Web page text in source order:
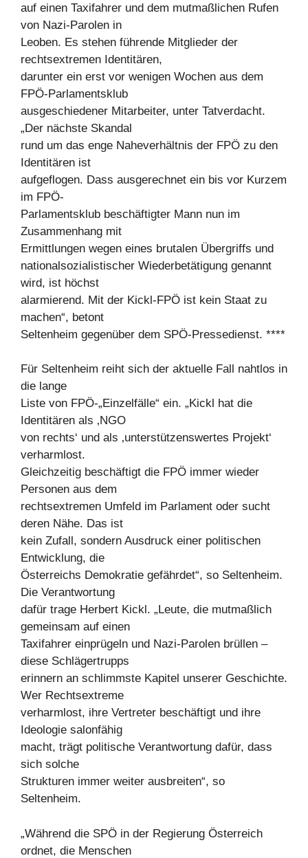
auf einen Taxifahrer und dem mutmaßlichen Rufen
von Nazi-Parolen in
Leoben. Es stehen führende Mitglieder der
rechtsextremen Identitären,
darunter ein erst vor wenigen Wochen aus dem
FPÖ-Parlamentsklub
ausgeschiedener Mitarbeiter, unter Tatverdacht.
„Der nächste Skandal
rund um das enge Naheverhältnis der FPÖ zu den
Identitären ist
aufgeflogen. Dass ausgerechnet ein bis vor Kurzem
im FPÖ-
Parlamentsklub beschäftigter Mann nun im
Zusammenhang mit
Ermittlungen wegen eines brutalen Übergriffs und
nationalsozialistischer Wiederbetätigung genannt
wird, ist höchst
alarmierend. Mit der Kickl-FPÖ ist kein Staat zu
machen“, betont
Seltenheim gegenüber dem SPÖ-Pressedienst. ****
Für Seltenheim reiht sich der aktuelle Fall nahtlos in
die lange
Liste von FPÖ-„Einzelfälle“ ein. „Kickl hat die
Identitären als ‚NGO
von rechts‘ und als ‚unterstützenswertes Projekt‘
verharmlost.
Gleichzeitig beschäftigt die FPÖ immer wieder
Personen aus dem
rechtsextremen Umfeld im Parlament oder sucht
deren Nähe. Das ist
kein Zufall, sondern Ausdruck einer politischen
Entwicklung, die
Österreichs Demokratie gefährdet“, so Seltenheim.
Die Verantwortung
dafür trage Herbert Kickl. „Leute, die mutmaßlich
gemeinsam auf einen
Taxifahrer einprügeln und Nazi-Parolen brüllen –
diese Schlägertrupps
erinnern an schlimmste Kapitel unserer Geschichte.
Wer Rechtsextreme
verharmlost, ihre Vertreter beschäftigt und ihre
Ideologie salonfähig
macht, trägt politische Verantwortung dafür, dass
sich solche
Strukturen immer weiter ausbreiten“, so
Seltenheim.
„Während die SPÖ in der Regierung Österreich
ordnet, die Menschen